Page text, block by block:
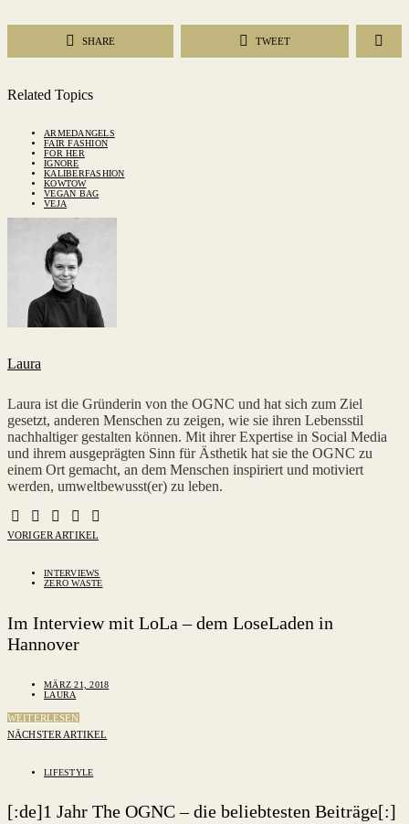
SHARE TWEET
Related Topics
ARMEDANGELS
FAIR FASHION
FOR HER
IGNORE
KALIBERFASHION
KOWTOW
VEGAN BAG
VEJA
Laura
Laura ist die Gründerin von the OGNC und hat sich zum Ziel
gesetzt, anderen Menschen zu zeigen, wie sie ihren Lebensstil
nachhaltiger gestalten können. Mit ihrer Expertise in Social Media
und ihrem ausgeprägten Sinn für Ästhetik hat sie the OGNC zu
einem Ort gemacht, an dem Menschen inspiriert und motiviert
werden, umweltbewusst(er) zu leben.
VORIGER ARTIKEL
INTERVIEWS
ZERO WASTE
Im Interview mit LoLa – dem LoseLaden in
Hannover
MÄRZ 21, 2018
LAURA
WEITERLESEN
NÄCHSTER ARTIKEL
LIFESTYLE
[:de]1 Jahr The OGNC – die beliebtesten Beiträge[:]